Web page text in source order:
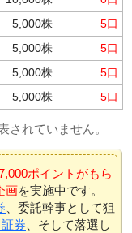
5,000株
5口
5,000株
5口
5,000株
5口
5,000株 5口
されていません。
ポイントがもら
画を実施中です。
、委託幹事として狙
券 、そして落選し